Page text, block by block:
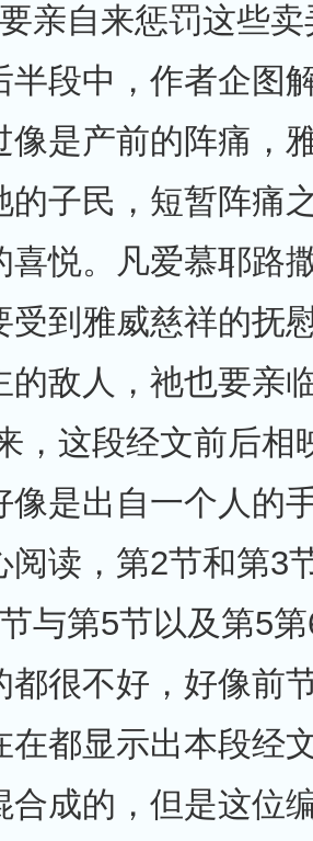
亲自来惩罚这些
半段中，作者企图
像是产前的阵痛，
的子民，短暂阵痛
喜悦。凡爱慕耶路
受到雅威慈祥的抚
的敌人，祂也要亲
，这段经文前后相
像是出自一个人的
阅读，第2节和第3
与第5节以及第5
都很不好，好像前
在都显示出本段经
合成的，但是这位